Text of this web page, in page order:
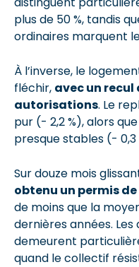
plus de 50 %, tandis
ordinaires marquent
À l’inverse, le
fléchir, avec un recul
autorisations. Le
pur (- 2,2 %), alors
presque stables (- 0,3
Sur douze mois
obtenu un permis
de moins que la
dernières années. Les
demeurent
quand le collectif